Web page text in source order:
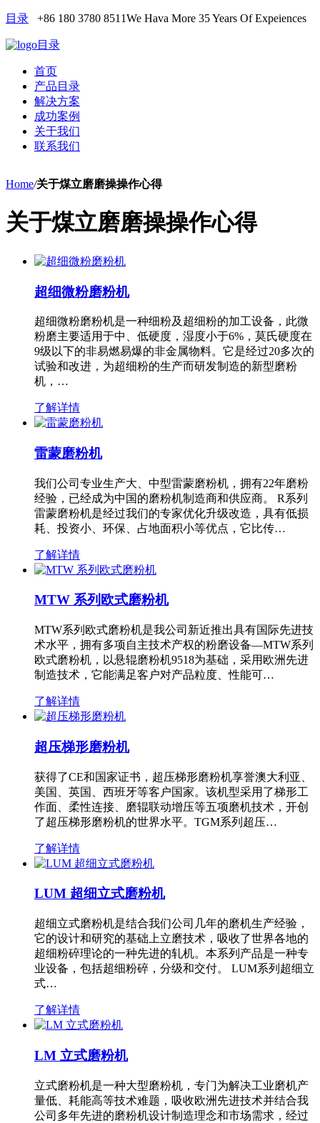
目录 +86 180 3780 8511We Hava More 35 Years Of Expeiences
目录
首页
产品目录
解决方案
成功案例
关于我们
联系我们
Home/关于煤立磨磨操操作心得
关于煤立磨磨操操作心得
超细微粉磨粉机
超细微粉磨粉机是一种细粉及超细粉的加工设备，此微
粉磨主要适用于中、低硬度，湿度小于6%，莫氏硬度在
9级以下的非易燃易爆的非金属物料。它是经过20多次的
试验和改进，为超细粉的生产而研发制造的新型磨粉
机，…
了解详情
雷蒙磨粉机
我们公司专业生产大、中型雷蒙磨粉机，拥有22年磨粉
经验，已经成为中国的磨粉机制造商和供应商。 R系列
雷蒙磨粉机是经过我们的专家优化升级改造，具有低损
耗、投资小、环保、占地面积小等优点，它比传…
了解详情
MTW 系列欧式磨粉机
MTW系列欧式磨粉机是我公司新近推出具有国际先进技
术水平，拥有多项自主技术产权的粉磨设备—MTW系列
欧式磨粉机，以悬辊磨粉机9518为基础，采用欧洲先进
制造技术，它能满足客户对产品粒度、性能可…
了解详情
超压梯形磨粉机
获得了CE和国家证书，超压梯形磨粉机享誉澳大利亚、
美国、英国、西班牙等客户国家。该机型采用了梯形工
作面、柔性连接、磨辊联动增压等五项磨机技术，开创
了超压梯形磨粉机的世界水平。TGM系列超压…
了解详情
LUM 超细立式磨粉机
超细立式磨粉机是结合我们公司几年的磨机生产经验，
它的设计和研究的基础上立磨技术，吸收了世界各地的
超细粉碎理论的一种先进的轧机。本系列产品是一种专
业设备，包括超细粉碎，分级和交付。 LUM系列超细立
式…
了解详情
LM 立式磨粉机
立式磨粉机是一种大型磨粉机，专门为解决工业磨机产
量低、耗能高等技术难题，吸收欧洲先进技术并结合我
公司多年先进的磨粉机设计制造理念和市场需求，经过